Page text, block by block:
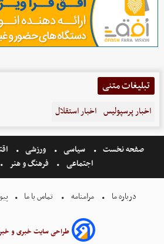
تبلیغات متنی
اخبار پرسپولیس اخبار استقلال
صفحه نخست سیاسی ورزشی
اجتماعی
فرهنگ و هنر
درباره ما مرامنامه تماس با ما
طراحی سایت خبری و